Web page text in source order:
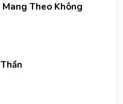
Theo Không